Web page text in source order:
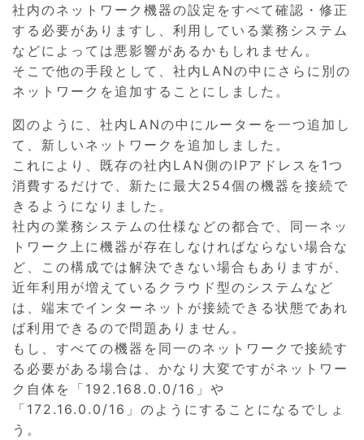
社内のネットワーク機器の設定をすべて確認・修正
する必要がありますし、利用している業務システム
などによっては悪影響があるかもしれません。
そこで他の手段として、社内LANの中にさらに別の
ネットワークを追加することにしました。
図のように、社内LANの中にルーターを一つ追加し
て、新しいネットワークを追加しました。
これにより、既存の社内LAN側のIPアドレスを1つ
消費するだけで、新たに最大254個の機器を接続で
きるようになりました。
社内の業務システムの仕様などの都合で、同一ネッ
トワーク上に機器が存在しなければならない場合な
ど、この構成では解決できない場合もありますが、
近年利用が増えているクラウド型のシステムなど
は、端末でインターネットが接続できる状態であれ
ば利用できるので問題ありません。
もし、すべての機器を同一のネットワークで接続す
る必要がある場合は、かなり大変ですがネットワー
ク自体を「192.168.0.0/16」や
「172.16.0.0/16」のようにすることになるでしょ
う。